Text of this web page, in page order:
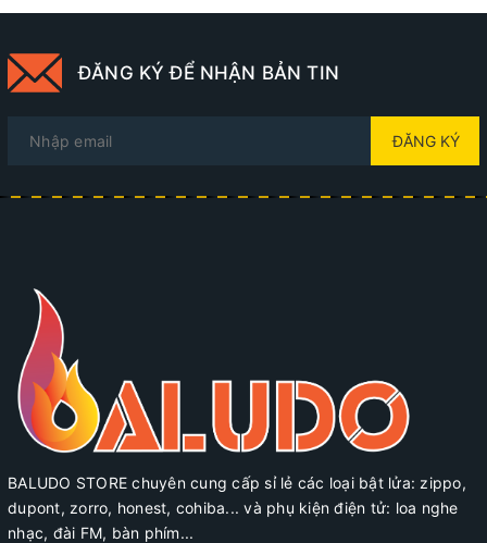
ĐĂNG KÝ ĐỂ NHẬN BẢN TIN
ĐĂNG KÝ
BALUDO STORE chuyên cung cấp sỉ lẻ các loại bật lửa: zippo,
dupont, zorro, honest, cohiba... và phụ kiện điện tử: loa nghe
nhạc, đài FM, bàn phím...